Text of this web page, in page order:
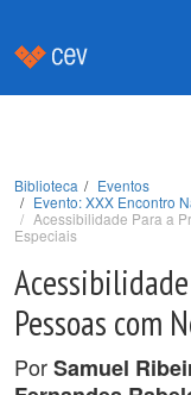
Biblioteca
Eventos
Evento: XXX Encontro
Acessibilidade Para a
Especiais
Pessoas com
PorSamuel